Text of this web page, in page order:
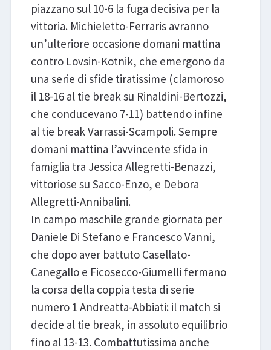
piazzano sul 10-6 la fuga decisiva per la
vittoria. Michieletto-Ferraris avranno
un’ulteriore occasione domani mattina
contro Lovsin-Kotnik, che emergono da
una serie di sfide tiratissime (clamoroso
il 18-16 al tie break su Rinaldini-Bertozzi,
che conducevano 7-11) battendo infine
al tie break Varrassi-Scampoli. Sempre
domani mattina l’avvincente sfida in
famiglia tra Jessica Allegretti-Benazzi,
vittoriose su Sacco-Enzo, e Debora
Allegretti-Annibalini.
In campo maschile grande giornata per
Daniele Di Stefano e Francesco Vanni,
che dopo aver battuto Casellato-
Canegallo e Ficosecco-Giumelli fermano
la corsa della coppia testa di serie
numero 1 Andreatta-Abbiati: il match si
decide al tie break, in assoluto equilibrio
fino al 13-13. Combattutissima anche